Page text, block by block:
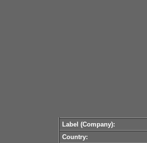
Label (Company):
Country: